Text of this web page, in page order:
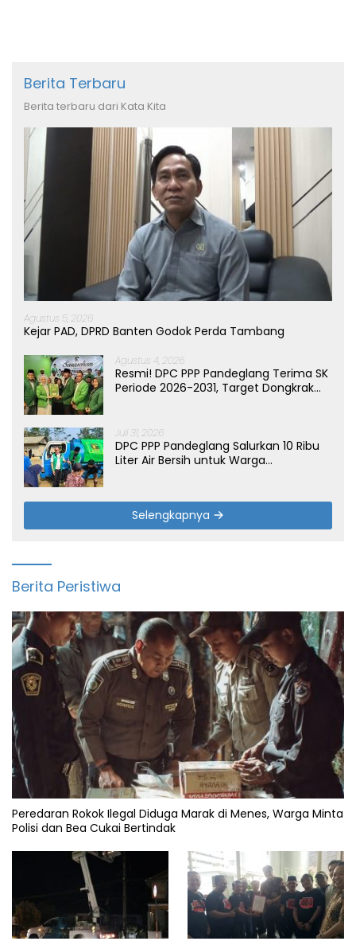
Berita Terbaru
Berita terbaru dari Kata Kita
Agustus 5, 2026
Kejar PAD, DPRD Banten Godok Perda Tambang
Agustus 4, 2026
Resmi! DPC PPP Pandeglang Terima SK
Periode 2026-2031, Target Dongkrak
Juli 31, 2026
DPC PPP Pandeglang Salurkan 10 Ribu
Liter Air Bersih untuk Warga
Selengkapnya
Berita Peristiwa
Peredaran Rokok Ilegal Diduga Marak di Menes, Warga Minta
Polisi dan Bea Cukai Bertindak